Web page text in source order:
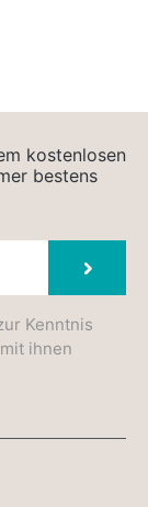
kostenlosen
bestens
Kenntnis
ihnen